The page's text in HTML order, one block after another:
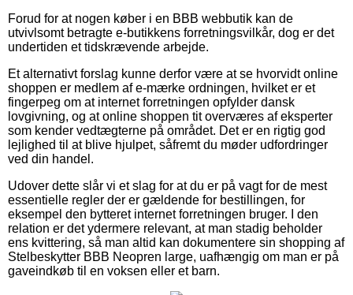
Forud for at nogen køber i en BBB webbutik kan de
utvivlsomt betragte e-butikkens forretningsvilkår, dog er det
undertiden et tidskrævende arbejde.
Et alternativt forslag kunne derfor være at se hvorvidt online
shoppen er medlem af e-mærke ordningen, hvilket er et
fingerpeg om at internet forretningen opfylder dansk
lovgivning, og at online shoppen tit overværes af eksperter
som kender vedtægterne på området. Det er en rigtig god
lejlighed til at blive hjulpet, såfremt du møder udfordringer
ved din handel.
Udover dette slår vi et slag for at du er på vagt for de mest
essentielle regler der er gældende for bestillingen, for
eksempel den bytteret internet forretningen bruger. I den
relation er det ydermere relevant, at man stadig beholder
ens kvittering, så man altid kan dokumentere sin shopping af
Stelbeskytter BBB Neopren large, uafhængig om man er på
gaveindkøb til en voksen eller et barn.